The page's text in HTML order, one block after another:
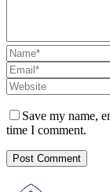
Save my name,
time I comment.